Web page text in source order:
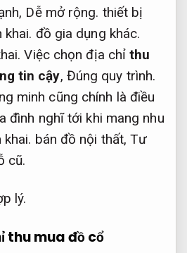
Dễ mở rộng. thiết bị
khai. đồ gia dụng khác.
Việc chọn địa chỉthu
tin cậy, Đúng quy trình.
minh cũng chính là điều
đình nghĩ tới khi mang nhu
khai. bán đồ nội thất,Tư
cũ.
lý.
thu mua đồ cổ